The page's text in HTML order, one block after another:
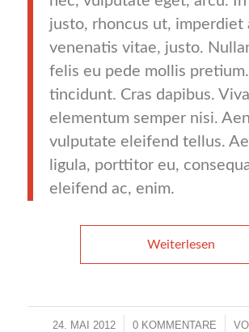
justo, rhoncus ut, imperdiet
venenatis vitae, justo.
felis eu pede mollis
tincidunt. Cras dapibus.
elementum semper nisi.
vulputate eleifend tellus.
ligula, porttitor eu,
eleifend ac, enim.
Weiterlesen
24. MAI 2012
/ 0 KOMMENTARE
/